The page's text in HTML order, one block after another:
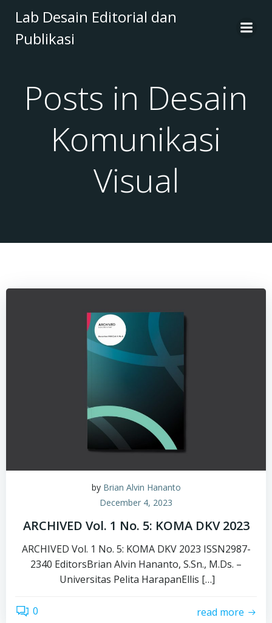
to
Lab Desain Editorial dan
Publikasi
Posts in Desain
Komunikasi
Visual
by Brian Alvin Hananto
December 4, 2023
ARCHIVED Vol. 1 No. 5: KOMA DKV 2023
ARCHIVED Vol. 1 No. 5: KOMA DKV 2023 ISSN2987-
2340 EditorsBrian Alvin Hananto, S.Sn., M.Ds. –
Universitas Pelita HarapanEllis […]
0 read more